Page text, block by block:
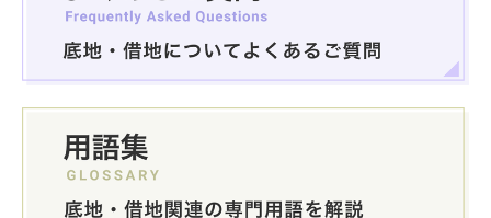
用語集
私たちについて